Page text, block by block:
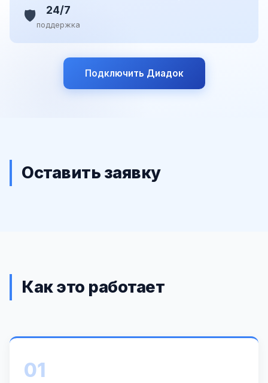
🛡️ 24/7
поддержка
Подключить Диадок
Оставить заявку
Как это работает
01